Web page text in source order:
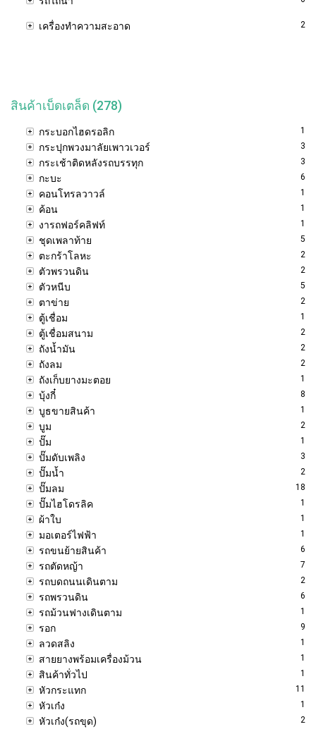
เครื่องทำความสะอาด 2
สินค้าเบ็ดเตล็ด (278)
กระบอกไฮดรอลิก 1
กระปุกพวงมาลัยเพาวเวอร์ 3
กระเช้าติดหลังรถบรรทุก 3
กะบะ 6
คอนโทรลวาวล์ 1
ค้อน 1
งารถฟอร์คลิฟท์ 1
ชุดเพลาท้าย 5
ตะกร้าโลหะ 2
ตัวพรวนดิน 2
ตัวหนีบ 5
ตาข่าย 2
ตู้เชื่อม 1
ตู้เชื่อมสนาม 2
ถังน้ำมัน 2
ถังลม 2
ถังเก็บยางมะตอย 1
บุ้งกี๋ 8
บูธขายสินค้า 1
บูม 2
ปั๊ม 1
ปั๊มดับเพลิง 3
ปั๊มน้ำ 2
ปั๊มลม 18
ปั๊มไฮโดรลิค 1
ผ้าใบ 1
มอเตอร์ไฟฟ้า 1
รถขนย้ายสินค้า 6
รถตัดหญ้า 7
รถบดถนนเดินตาม 2
รถพรวนดิน 6
รถม้วนฟางเดินตาม 1
รอก 9
ลวดสลิง 1
สายยางพร้อมเครื่องม้วน 1
สินค้าทั่วไป 1
หัวกระแทก 11
หัวเก๋ง 1
หัวเก๋ง(รถขุด) 2